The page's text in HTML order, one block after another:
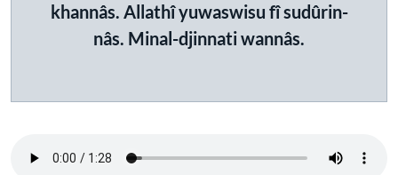
khannâs. Allathî yuwaswisu fî sudûrin-
nâs. Minal-djinnati wannâs.